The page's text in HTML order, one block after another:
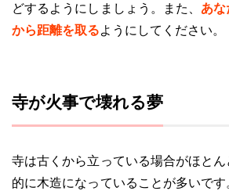
どするようにしましょう。また、 あな
から距離を取るようにしてください。
寺が火事で壊れる夢
寺は古くから立っている場合がほと
的に木造になっていることが多いで